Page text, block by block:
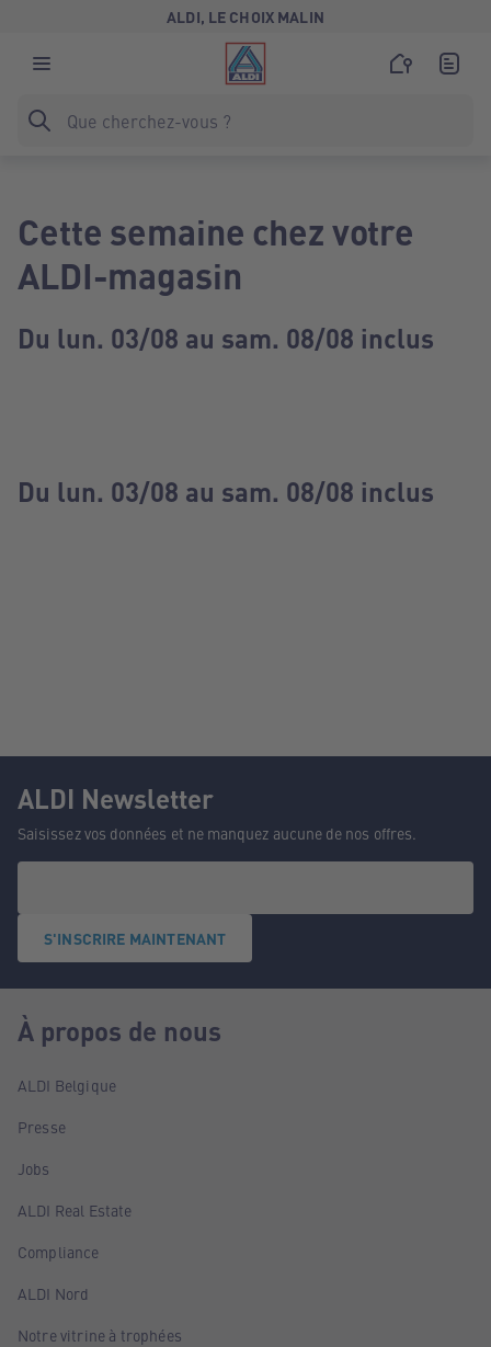
ALDI, LE CHOIX MALIN
Cette semaine chez votre
ALDI-magasin
Du lun. 03/08 au sam. 08/08 inclus
Du lun. 03/08 au sam. 08/08 inclus
ALDI Newsletter
Saisissez vos données et ne manquez aucune de nos offres.
S'INSCRIRE MAINTENANT
À propos de nous
ALDI Belgique
Presse
Jobs
ALDI Real Estate
Compliance
ALDI Nord
Notre vitrine à trophées